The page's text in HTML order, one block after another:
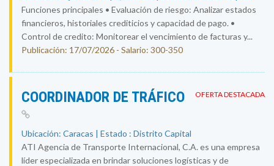
Funciones principales • Evaluación de riesgo: Analizar estados
financieros, historiales crediticios y capacidad de pago. •
Control de credito: Monitorear el vencimiento de facturas y...
Publicación: 17/07/2026 - Salario: 300-350
OFERTA DESTACADA
COORDINADOR DE TRÁFICO
Ubicación: Caracas | Estado : Distrito Capital
ATI Agencia de Transporte Internacional, C.A. es una empresa
líder especializada en brindar soluciones logísticas y de